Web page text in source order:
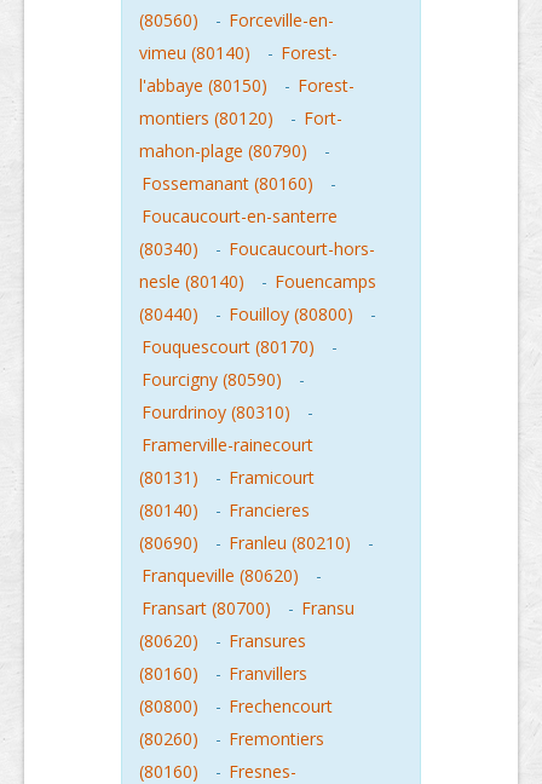
(80560)
- Forceville-en-
vimeu (80140)
- Forest-
l'abbaye (80150)
- Forest-
montiers (80120)
- Fort-
mahon-plage (80790)
-
Fossemanant (80160)
-
Foucaucourt-en-santerre
(80340)
- Foucaucourt-hors-
nesle (80140)
- Fouencamps
(80440)
- Fouilloy (80800)
-
Fouquescourt (80170)
-
Fourcigny (80590)
-
Fourdrinoy (80310)
-
Framerville-rainecourt
(80131)
- Framicourt
(80140)
- Francieres
(80690)
- Franleu (80210)
-
Franqueville (80620)
-
Fransart (80700)
- Fransu
(80620)
- Fransures
(80160)
- Franvillers
(80800)
- Frechencourt
(80260)
- Fremontiers
(80160)
- Fresnes-